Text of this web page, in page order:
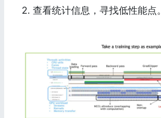
查看统计信息，寻找低性能点。